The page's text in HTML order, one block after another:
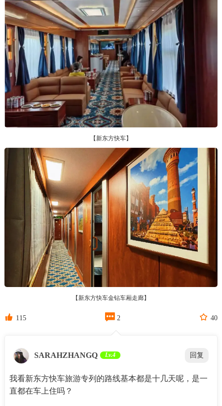
【新东方快车】
【新东方快车金钻车厢走廊】
 115  2  40
SARAHZHANGQ Lv.4 回复
我看新东方快车旅游专列的路线基本都是十几天呢，是一
直都在车上住吗？